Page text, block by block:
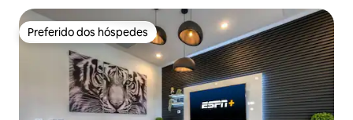
Preferido dos hóspedes
Preferido dos hóspedes